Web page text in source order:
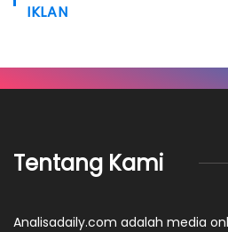
IKLAN
Tentang Kami
Analisadaily.com adalah media